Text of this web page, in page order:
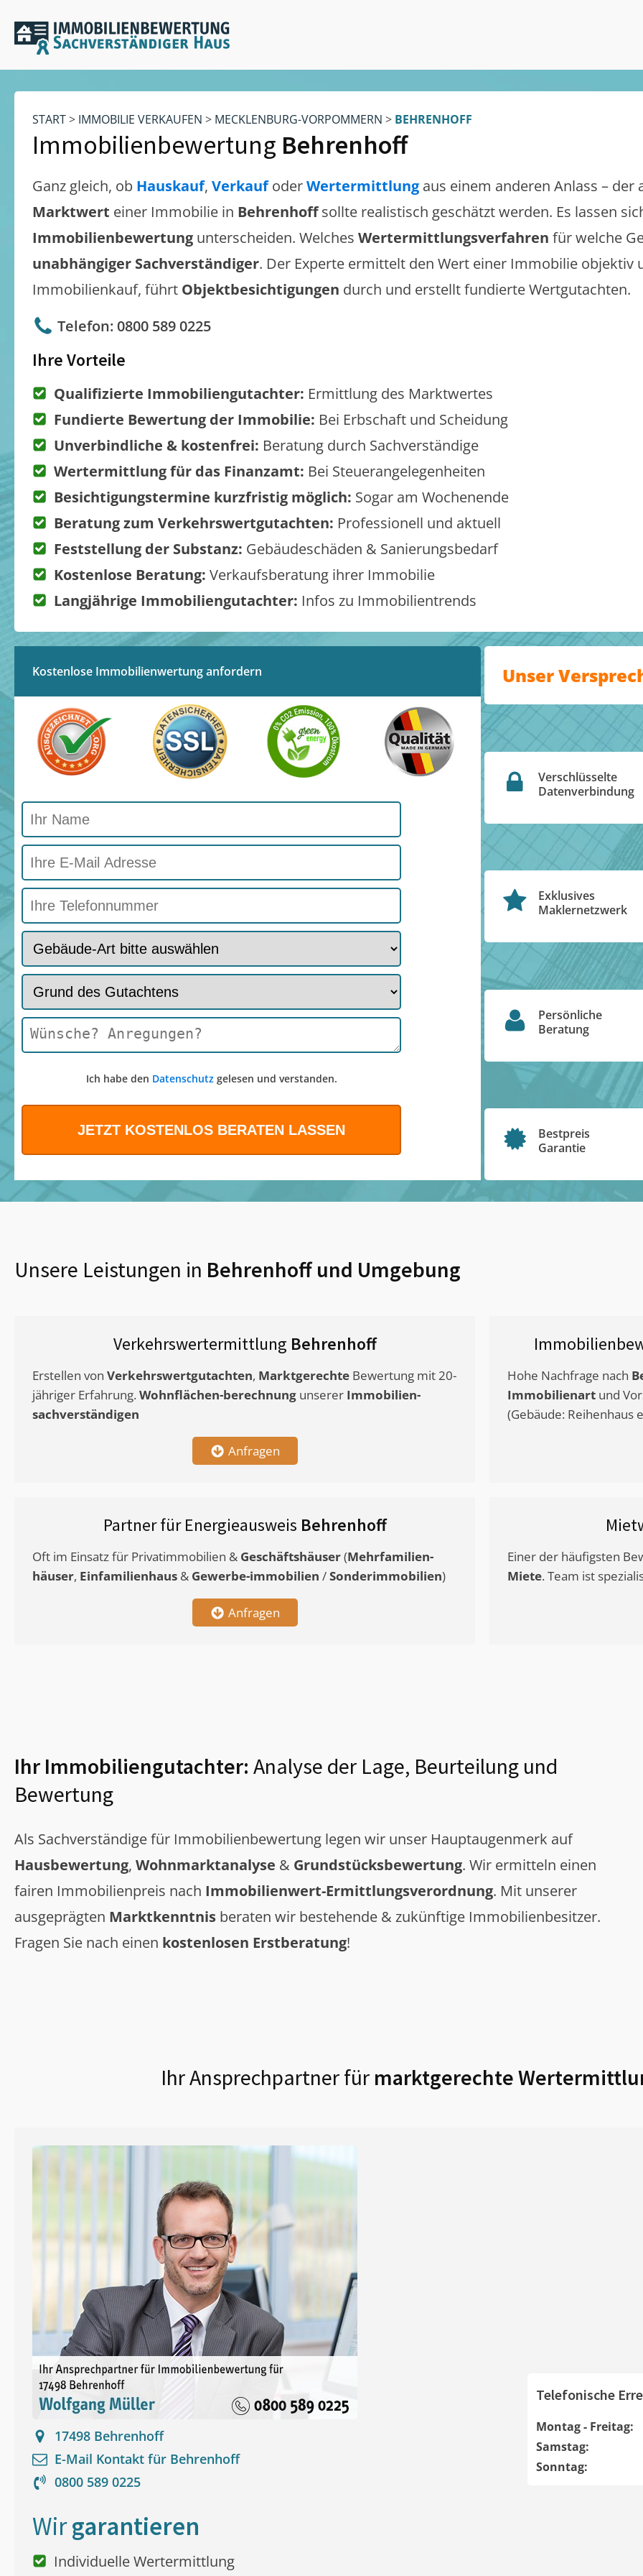
START> IMMOBILIE VERKAUFEN > MECKLENBURG-VORPOMMERN > BEHRENHOFF
Immobilienbewertung Behrenhoff
Ganz gleich, ob Hauskauf, VerkaufoderWertermittlung aus einem anderen Anlass – der
Marktwert einer Immobilie in Behrenhoff sollte realistisch geschätzt werden. Es lassen
Immobilienbewertung unterscheiden. Welches Wertermittlungsverfahren für welche
unabhängiger Sachverständiger. Der Experte ermittelt den Wert einer Immobilie objektiv
Immobilienkauf, führt Objektbesichtigungen durch und erstellt fundierte Wertgutachten.
Telefon: 0800 589 0225
Ihre Vorteile
Qualifizierte Immobiliengutachter: Ermittlung des Marktwertes
Fundierte Bewertung der Immobilie: Bei Erbschaft und Scheidung
Unverbindliche & kostenfrei: Beratung durch Sachverständige
Wertermittlung für das Finanzamt: Bei Steuerangelegenheiten
Besichtigungstermine kurzfristig möglich: Sogar am Wochenende
Beratung zum Verkehrswertgutachten: Professionell und aktuell
Feststellung der Substanz: Gebäudeschäden & Sanierungsbedarf
Kostenlose Beratung: Verkaufsberatung ihrer Immobilie
Langjährige Immobiliengutachter: Infos zu Immobilientrends
Kostenlose Immobilienwertung anfordern
Ich habe den Datenschutzgelesen und verstanden.
Unser
Verschlüsselte
Datenverbindung
Exklusives
Maklernetzwerk
Persönliche
Beratung
Bestpreis
Garantie
Unsere Leistungen in Behrenhoffund Umgebung
Verkehrswertermittlung Behrenhoff
Erstellen von Verkehrswertgutachten, Marktgerechte Bewertung mit 20-
jähriger Erfahrung. Wohnflächen-berechnung unserer Immobilien-
sachverständigen
Anfragen
Hohe Nachfrage nach
Immobilienart und
(Gebäude: Reihenhaus
Partner für Energieausweis Behrenhoff
Oft im Einsatz für Privatimmobilien & Geschäftshäuser(Mehrfamilien-
häuser, Einfamilienhaus & Gewerbe-immobilien /Sonderimmobilien)
Anfragen
Einer der häufigsten
Miete. Team ist
Ihr Immobiliengutachter: Analyse der Lage, Beurteilung und
Bewertung
Als Sachverständige für Immobilienbewertung legen wir unser Hauptaugenmerk auf
Hausbewertung, Wohnmarktanalyse & Grundstücksbewertung. Wir ermitteln einen
fairen Immobilienpreis nach Immobilienwert-Ermittlungsverordnung. Mit unserer
ausgeprägten Marktkenntnis beraten wir bestehende & zukünftige Immobilienbesitzer.
Fragen Sie nach einen kostenlosen Erstberatung!
Ihr Ansprechpartner fürmarktgerechte
17498 Behrenhoff
E-Mail Kontakt für Behrenhoff
0800 589 0225
Telefonische
Montag - Freitag:
Samstag:
Sonntag:
Wirgarantieren
Individuelle Wertermittlung